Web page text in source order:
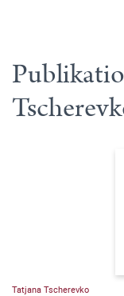
Tatjana Tscherevko